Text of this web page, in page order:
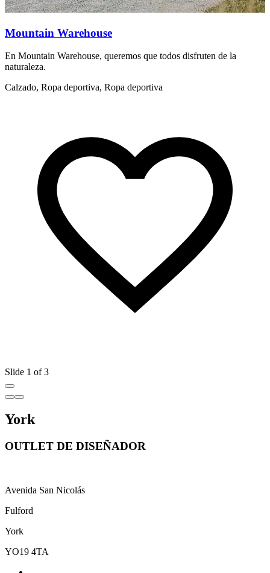
Mountain Warehouse
En Mountain Warehouse, queremos que todos disfruten de la
naturaleza.
Calzado, Ropa deportiva, Ropa deportiva
Slide 1 of 3
York
OUTLET DE DISEÑADOR
Avenida San Nicolás
Fulford
York
YO19 4TA